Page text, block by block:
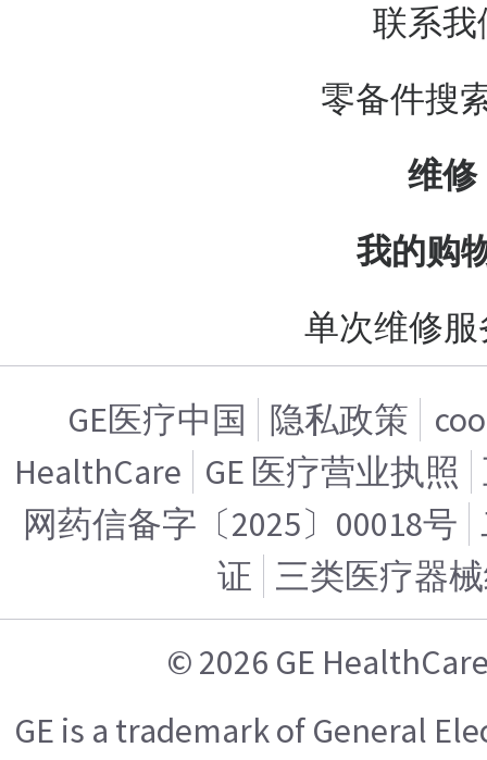
联系我
零备件搜
维修
我的购
单次维修
GE医疗中国 隐私政策
HealthCare GE 医疗营业执照
网药信备字〔2025〕00018号
证 三类医疗器
© 2026 GE
GE is a trademark of General